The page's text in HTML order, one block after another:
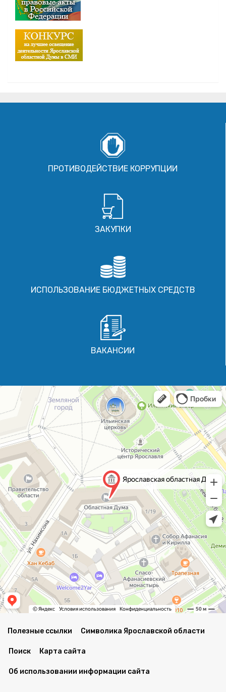
ПРОТИВОДЕЙСТВИЕ КОРРУПЦИИ
ЗАКУПКИ
ИСПОЛЬЗОВАНИЕ БЮДЖЕТНЫХ СРЕДСТВ
ВАКАНСИИ
Полезные ссылки Символика Ярославской области
Поиск Карта сайта
Об использовании информации сайта